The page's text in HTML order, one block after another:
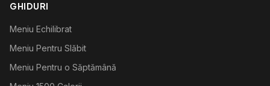
GHIDURI
Meniu Echilibrat
Meniu Pentru Slăbit
Meniu Pentru o Săptămână